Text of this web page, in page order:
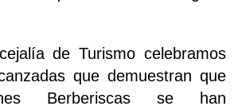
de Turismo celebramos
que demuestran que
Berberiscas se han